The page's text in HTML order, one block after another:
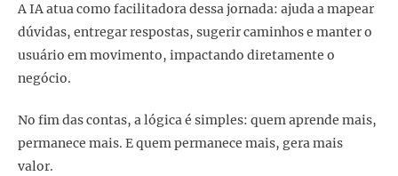
A IA atua como facilitadora dessa jornada: ajuda a mapear
dúvidas, entregar respostas, sugerir caminhos e manter o
usuário em movimento, impactando diretamente o
negócio.
No fim das contas, a lógica é simples: quem aprende mais,
permanece mais. E quem permanece mais, gera mais
valor.